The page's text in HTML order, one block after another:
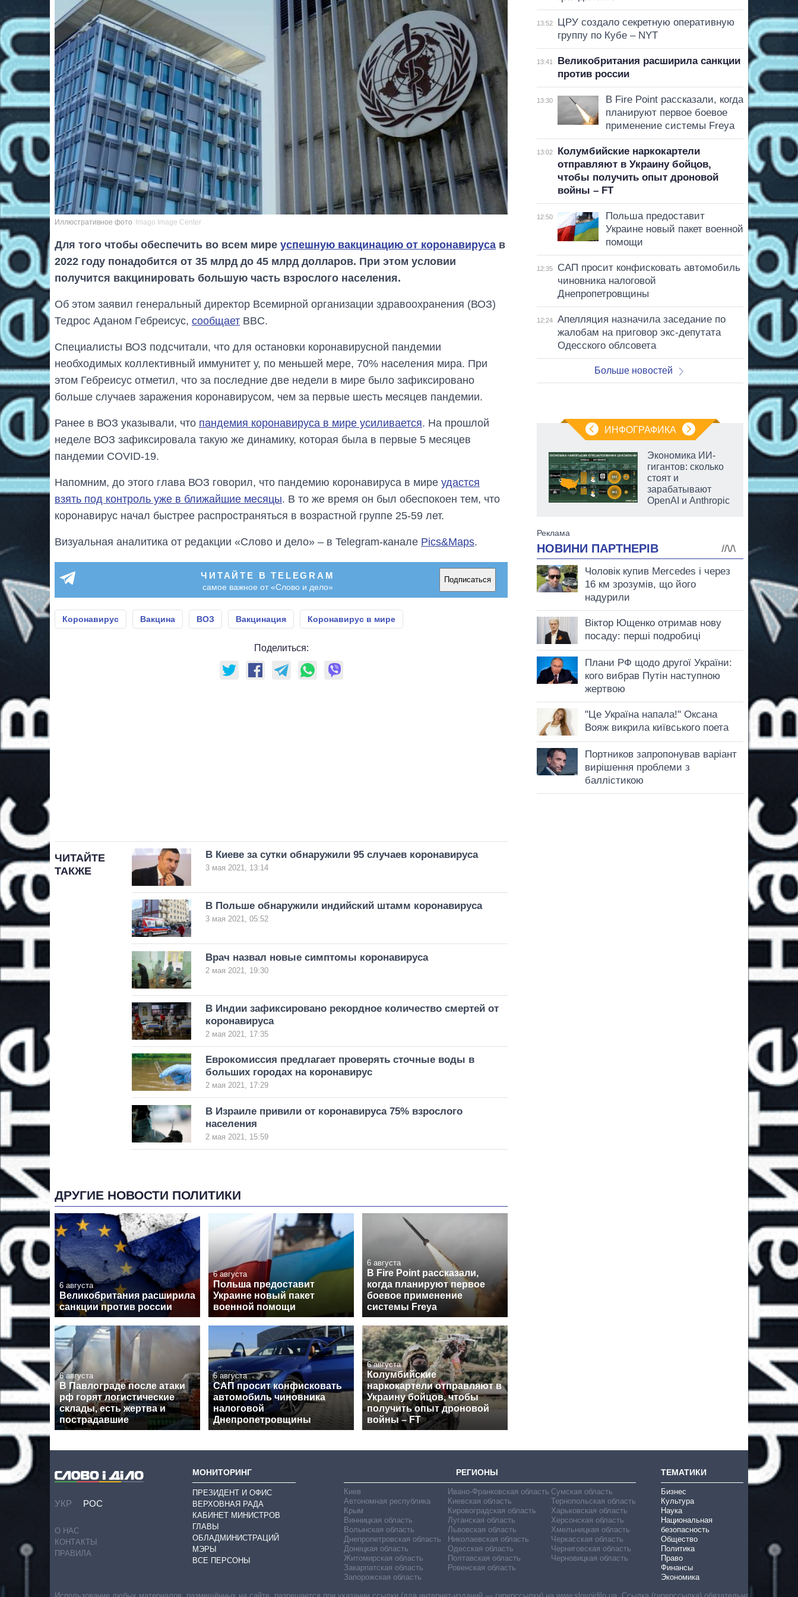
Иллюстративное фото Imago Image Center
Для того чтобы обеспечить во всем мире успешную вакцинацию от коронавируса в
2022 году понадобится от 35 млрд до 45 млрд долларов. При этом условии
получится вакцинировать большую часть взрослого населения.
Об этом заявил генеральный директор Всемирной организации здравоохранения (ВОЗ)
Тедрос Аданом Гебреисус, сообщает BBC.
Специалисты ВОЗ подсчитали, что для остановки коронавирусной пандемии
необходимых коллективный иммунитет у, по меньшей мере, 70% населения мира. При
этом Гебреисус отметил, что за последние две недели в мире было зафиксировано
больше случаев заражения коронавирусом, чем за первые шесть месяцев пандемии.
Ранее в ВОЗ указывали, что пандемия коронавируса в мире усиливается. На прошлой
неделе ВОЗ зафиксировала такую же динамику, которая была в первые 5 месяцев
пандемии COVID-19.
Напомним, до этого глава ВОЗ говорил, что пандемию коронавируса в мире удастся
взять под контроль уже в ближайшие месяцы. В то же время он был обеспокоен тем, что
коронавирус начал быстрее распространяться в возрастной группе 25-59 лет.
Визуальная аналитика от редакции «Слово и дело» – в Telegram-канале Pics&Maps.
ЧИТАЙТЕ В TELEGRAM
самое важное от «Слово и дело»
Подписаться
Коронавирус Вакцина ВОЗ Вакцинация Коронавирус в мире
Поделиться:
ЧИТАЙТЕ
ТАКЖЕ
В Киеве за сутки обнаружили 95 случаев коронавируса
3 мая 2021, 13:14
В Польше обнаружили индийский штамм коронавируса
3 мая 2021, 05:52
Врач назвал новые симптомы коронавируса
2 мая 2021, 19:30
В Индии зафиксировано рекордное количество смертей от
коронавируса
2 мая 2021, 17:35
Еврокомиссия предлагает проверять сточные воды в
больших городах на коронавирус
2 мая 2021, 17:29
В Израиле привили от коронавируса 75% взрослого
населения
2 мая 2021, 15:59
ДРУГИЕ НОВОСТИ ПОЛИТИКИ
6 августа
Великобритания расширила
санкции против россии
6 августа
Польша предоставит
Украине новый пакет
военной помощи
6 августа
В Fire Point рассказали,
когда планируют первое
боевое применение
системы Freya
6 августа
В Павлограде после атаки
рф горят логистические
склады, есть жертва и
пострадавшие
6 августа
САП просит конфисковать
автомобиль чиновника
налоговой
Днепропетровщины
6 августа
Колумбийские
наркокартели отправляют в
Украину бойцов, чтобы
получить опыт дроновой
войны – FT
13:52
ЦРУ создало секретную оперативную
группу по Кубе – NYT
13:41
Великобритания расширила санкции
против россии
13:30
В Fire Point рассказали, когда
планируют первое боевое
применение системы Freya
13:02
Колумбийские наркокартели
отправляют в Украину бойцов,
чтобы получить опыт дроновой
войны – FT
12:50
Польша предоставит
Украине новый пакет военной
помощи
12:35
САП просит конфисковать автомобиль
чиновника налоговой
Днепропетровщины
12:24
Апелляция назначила заседание по
жалобам на приговор экс-депутата
Одесского облсовета
Больше новостей
ИНФОГРАФИКА
холодную воду в
городах Украины
на начало августа
Экономика ИИ-
гигантов: сколько
стоят и
зарабатывают
OpenAI и Anthropic
УКР РОС
О НАС
КОНТАКТЫ
ПРАВИЛА
МОНИТОРИНГ
ПРЕЗИДЕНТ И ОФИС
ВЕРХОВНАЯ РАДА
КАБИНЕТ МИНИСТРОВ
ГЛАВЫ
ОБЛАДМИНИСТРАЦИЙ
МЭРЫ
ВСЕ ПЕРСОНЫ
РЕГИОНЫ
Киев
Автономная республика
Крым
Винницкая область
Волынская область
Днепропетровская область
Донецкая область
Житомирская область
Закарпатская область
Запорожская область
Ивано-Франковская область
Киевская область
Кировоградская область
Луганская область
Львовская область
Николаевская область
Одесская область
Полтавская область
Ровенская область
Сумская область
Тернопольская область
Харьковская область
Херсонская область
Хмельницкая область
Черкасская область
Черниговская область
Черновицкая область
ТЕМАТИКИ
Бизнес
Культура
Наука
Национальная
безопасность
Общество
Политика
Право
Финансы
Экономика